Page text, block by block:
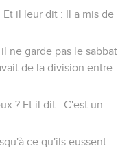
il leur dit : Il a mis de
ne garde pas le sabbat.
de la division entre
? Et il dit : C'est un
ce qu'ils eussent